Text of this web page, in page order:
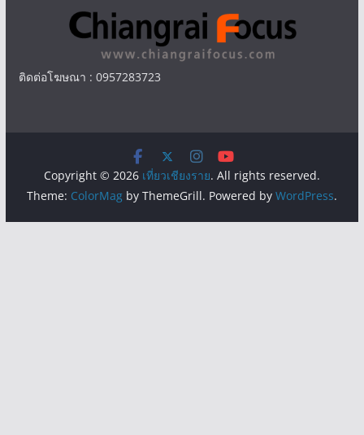
ติดต่อโฆษณา : 0957283723
Copyright © 2026 เที่ยวเชียงราย. All rights reserved.
Theme: ColorMagby ThemeGrill. Powered by WordPress.